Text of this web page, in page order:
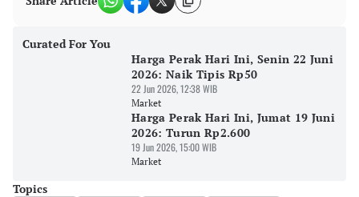
Curated For You
Harga Perak Hari Ini, Senin 22 Juni
2026: Naik Tipis Rp50
22 Jun 2026, 12:38 WIB
Market
Harga Perak Hari Ini, Jumat 19 Juni
2026: Turun Rp2.600
19 Jun 2026, 15:00 WIB
Market
Topics